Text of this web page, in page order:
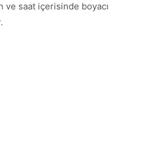
ve saat içerisinde boyacı